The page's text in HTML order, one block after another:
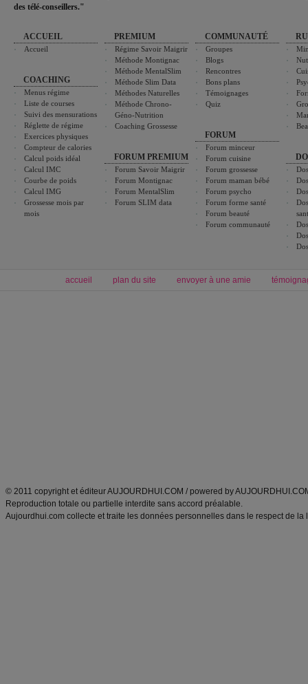
des télé-conseillers."
ACCUEIL
Accueil
COACHING
Menus régime
Liste de courses
Suivi des mensurations
Réglette de régime
Exercices physiques
Compteur de calories
Calcul poids idéal
Calcul IMC
Courbe de poids
Calcul IMG
Grossesse mois par
mois
PREMIUM
Régime Savoir Maigrir
Méthode Montignac
Méthode MentalSlim
Méthode Slim Data
Méthodes Naturelles
Méthode Chrono-
Géno-Nutrition
Coaching Grossesse
FORUM PREMIUM
Forum Savoir Maigrir
Forum Montignac
Forum MentalSlim
Forum SLIM data
COMMUNAUTÉ
Groupes
Blogs
Rencontres
Bons plans
Témoignages
Quiz
FORUM
Forum minceur
Forum cuisine
Forum grossesse
Forum maman bébé
Forum psycho
Forum forme santé
Forum beauté
Forum communauté
accueil plan du site envoyer à une amie
© 2011 copyright et éditeur AUJOURDHUI.COM / powered by
Reproduction totale ou partielle interdite sans accord préalable.
Aujourdhui.com collecte et traite les données personnelles dans le respect de